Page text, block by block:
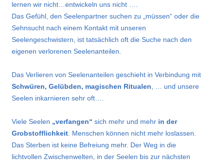
lernen wir nicht…entwickeln uns nicht ….
Das Gefühl, den Seelenpartner suchen zu „müssen“ oder die
Sehnsucht nach einem Kontakt mit unseren
Seelengeschwistern, ist tatsächlich oft die Suche nach den
eigenen verlorenen Seelenanteilen.
Das Verlieren von Seelenanteilen geschieht in Verbindung mit
Schwüren, Gelübden, magischen Ritualen , … und unsere
Seelen inkarnieren sehr oft….
Viele Seelen „verfangen“ sich mehr und mehr in der
Grobstofflichkeit . Menschen können nicht mehr loslassen.
Das Sterben ist keine Befreiung mehr. Der Weg in die
lichtvollen Zwischenwelten, in der Seelen bis zur nächsten